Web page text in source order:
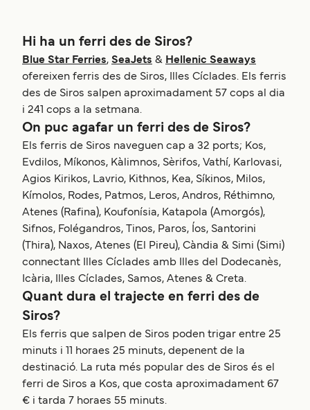
Hi ha un ferri des de Siros?
Blue Star Ferries, SeaJets & Hellenic Seaways
ofereixen ferris des de Siros, Illes Cíclades. Els ferris
des de Siros salpen aproximadament 57 cops al dia
i 241 cops a la setmana.
On puc agafar un ferri des de Siros?
Els ferris de Siros naveguen cap a 32 ports; Kos,
Evdilos, Míkonos, Kàlimnos, Sèrifos, Vathí, Karlovasi,
Agios Kirikos, Lavrio, Kithnos, Kea, Síkinos, Milos,
Kímolos, Rodes, Patmos, Leros, Andros, Réthimno,
Atenes (Rafina), Koufonísia, Katapola (Amorgós),
Sifnos, Folégandros, Tinos, Paros, Íos, Santorini
(Thira), Naxos, Atenes (El Pireu), Càndia & Simi (Simi)
connectant Illes Cíclades amb Illes del Dodecanès,
Icària, Illes Cíclades, Samos, Atenes & Creta.
Quant dura el trajecte en ferri des de
Siros?
Els ferris que salpen de Siros poden trigar entre 25
minuts i 11 horaes 25 minuts, depenent de la
destinació. La ruta més popular des de Siros és el
ferri de Siros a Kos, que costa aproximadament 67
€ i tarda 7 horaes 55 minuts.